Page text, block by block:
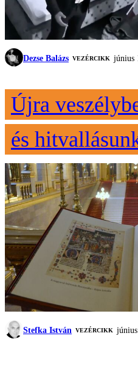
Dezse Balázs VEZÉRCIKK június
Újra
és
Stefka István VEZÉRCIKK június